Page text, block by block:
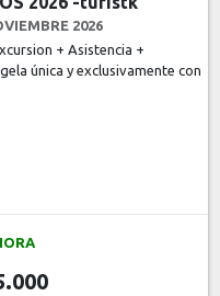
2026
+ Asistencia +
única y exclusivamente con